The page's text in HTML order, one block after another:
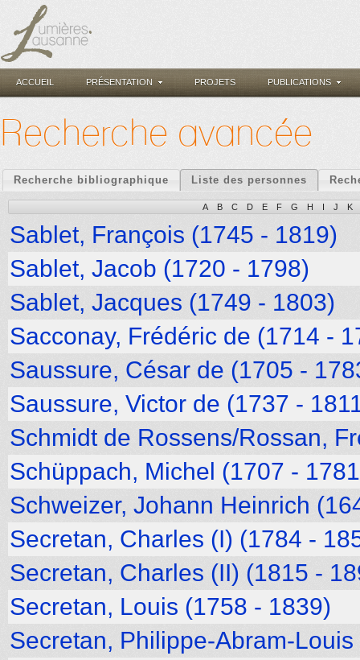
ACCUEIL PRÉSENTATION PROJETS PUBLICATIONS
Recherche avancée
Recherche bibliographique Liste des personnes
A B C D E F G H I J K
Sablet, François (1745 - 1819)
Sablet, Jacob (1720 - 1798)
Sablet, Jacques (1749 - 1803)
Sacconay, Frédéric de (1714 -
Saussure, César de (1705 -
Saussure, Victor de (1737 -
Schmidt de Rossens/Rossan,
Schüppach, Michel (1707 -
Schweizer, Johann Heinrich
Secretan, Charles (I) (1784 -
Secretan, Charles (II) (1815 -
Secretan, Louis (1758 - 1839)
Secretan, Philippe-Abram-